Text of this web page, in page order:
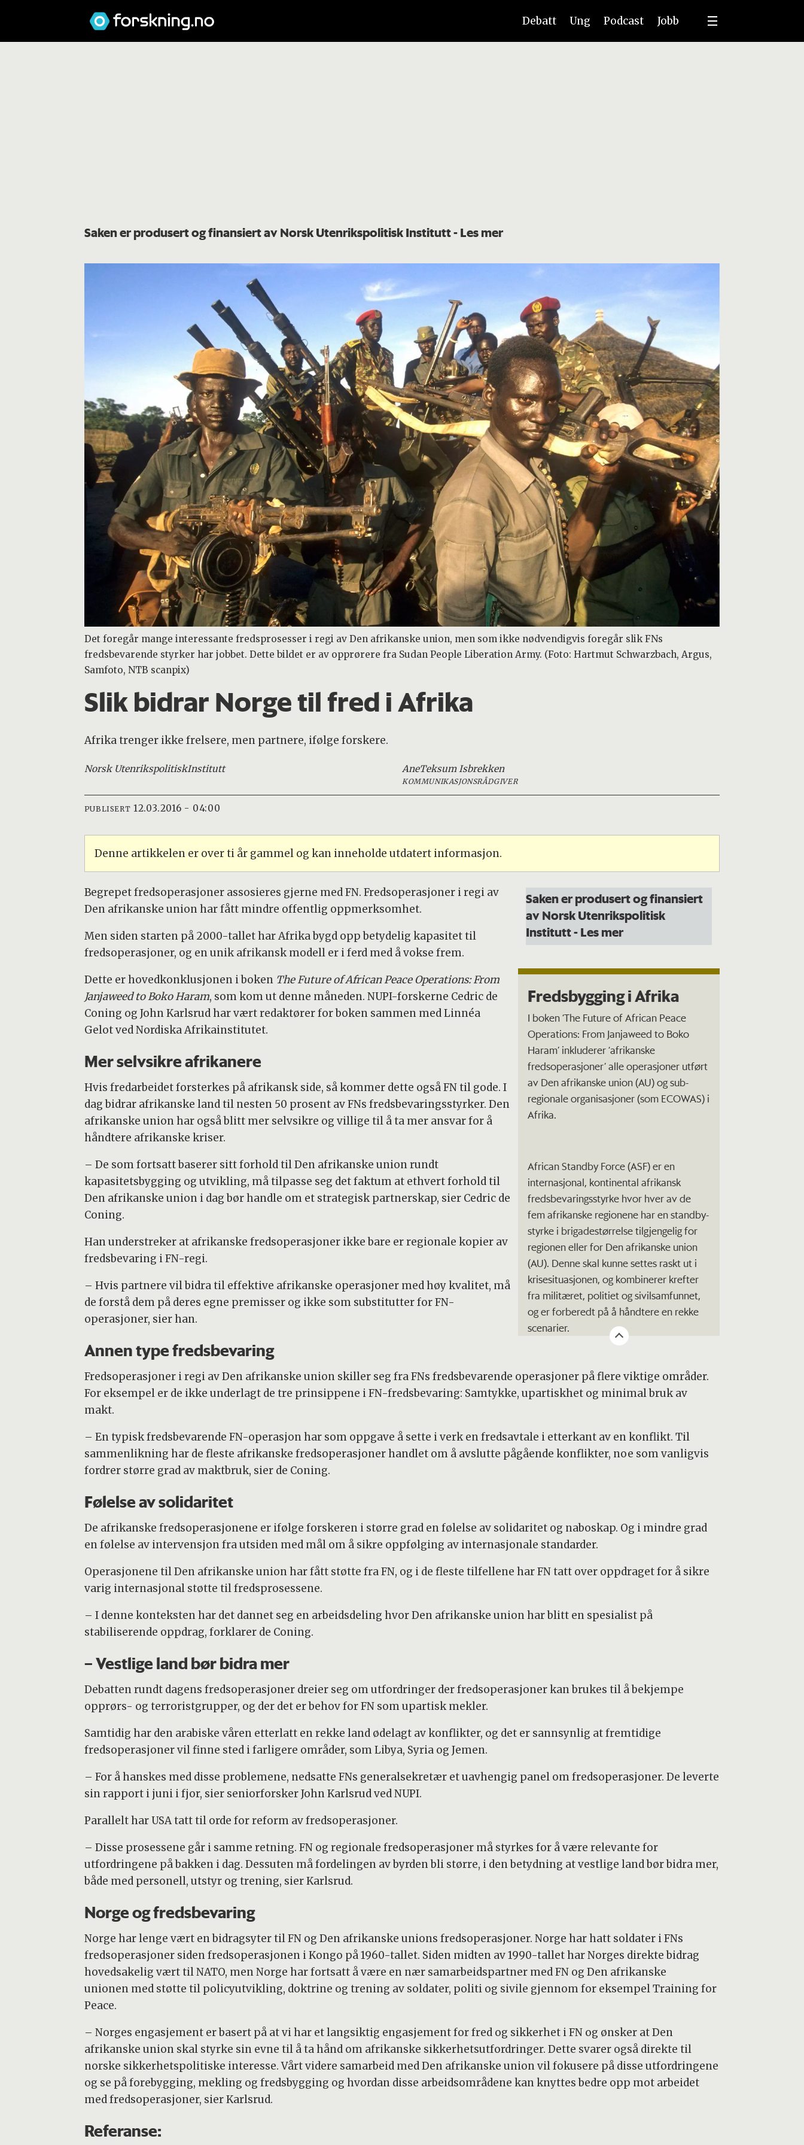
Debatt Ung Podcast Jobb
Saken er produsert og finansiert av Norsk Utenrikspolitisk Institutt- Les mer
Det foregår mange interessante fredsprosesser i regi av Den afrikanske union, men som ikke nødvendigvis foregår slik FNs
fredsbevarende styrker har jobbet. Dette bildet er av opprørere fra Sudan People Liberation Army. (Foto: Hartmut Schwarzbach, Argus,
Samfoto, NTB scanpix)
Slik bidrar Norge til fred i Afrika
Afrika trenger ikke frelsere, men partnere, ifølge forskere.
Norsk UtenrikspolitiskInstitutt AneTeksum Isbrekken
KOMMUNIKASJONSRÅDGIVER
PUBLISERT 12.03.2016 - 04:00
Denne artikkelen er over ti år gammel og kan inneholde utdatert informasjon.
Saken er produsert og finansiert
av Norsk Utenrikspolitisk
Institutt- Les mer
Fredsbygging i Afrika
I boken ‘The Future of African Peace
Operations: From Janjaweed to Boko
Haram’ inkluderer ‘afrikanske
fredsoperasjoner’ alle operasjoner utført
av Den afrikanske union (AU) og sub-
regionale organisasjoner (som ECOWAS) i
Afrika.
African Standby Force (ASF) er en
internasjonal, kontinental afrikansk
fredsbevaringsstyrke hvor hver av de
fem afrikanske regionene har en standby-
styrke i brigadestørrelse tilgjengelig for
regionen eller for Den afrikanske union
(AU). Denne skal kunne settes raskt ut i
krisesituasjonen, og kombinerer krefter
fra militæret, politiet og sivilsamfunnet,
og er forberedt på å håndtere en rekke
scenarier.
Begrepet fredsoperasjoner assosieres gjerne med FN. Fredsoperasjoner i regi av
Den afrikanske union har fått mindre offentlig oppmerksomhet.
Men siden starten på 2000-tallet har Afrika bygd opp betydelig kapasitet til
fredsoperasjoner, og en unik afrikansk modell er i ferd med å vokse frem.
Dette er hovedkonklusjonen i boken The Future of African Peace Operations: From
Janjaweed to Boko Haram, som kom ut denne måneden. NUPI-forskerne Cedric de
Coning og John Karlsrud har vært redaktører for boken sammen med Linnéa
Gelot ved Nordiska Afrikainstitutet.
Mer selvsikre afrikanere
Hvis fredarbeidet forsterkes på afrikansk side, så kommer dette også FN til gode. I
dag bidrar afrikanske land til nesten 50 prosent av FNs fredsbevaringsstyrker. Den
afrikanske union har også blitt mer selvsikre og villige til å ta mer ansvar for å
håndtere afrikanske kriser.
– De som fortsatt baserer sitt forhold til Den afrikanske union rundt
kapasitetsbygging og utvikling, må tilpasse seg det faktum at ethvert forhold til
Den afrikanske union i dag bør handle om et strategisk partnerskap, sier Cedric de
Coning.
Han understreker at afrikanske fredsoperasjoner ikke bare er regionale kopier av
fredsbevaring i FN-regi.
– Hvis partnere vil bidra til effektive afrikanske operasjoner med høy kvalitet, må
de forstå dem på deres egne premisser og ikke som substitutter for FN-
operasjoner, sier han.
Annen type fredsbevaring
Fredsoperasjoner i regi av Den afrikanske union skiller seg fra FNs fredsbevarende operasjoner på flere viktige områder.
For eksempel er de ikke underlagt de tre prinsippene i FN-fredsbevaring: Samtykke, upartiskhet og minimal bruk av
makt.
– En typisk fredsbevarende FN-operasjon har som oppgave å sette i verk en fredsavtale i etterkant av en konflikt. Til
sammenlikning har de fleste afrikanske fredsoperasjoner handlet om å avslutte pågående konflikter, noe som vanligvis
fordrer større grad av maktbruk, sier de Coning.
Følelse av solidaritet
De afrikanske fredsoperasjonene er ifølge forskeren i større grad en følelse av solidaritet og naboskap. Og i mindre grad
en følelse av intervensjon fra utsiden med mål om å sikre oppfølging av internasjonale standarder.
Operasjonene til Den afrikanske union har fått støtte fra FN, og i de fleste tilfellene har FN tatt over oppdraget for å sikre
varig internasjonal støtte til fredsprosessene.
– I denne konteksten har det dannet seg en arbeidsdeling hvor Den afrikanske union har blitt en spesialist på
stabiliserende oppdrag, forklarer de Coning.
– Vestlige land bør bidra mer
Debatten rundt dagens fredsoperasjoner dreier seg om utfordringer der fredsoperasjoner kan brukes til å bekjempe
opprørs- og terroristgrupper, og der det er behov for FN som upartisk mekler.
Samtidig har den arabiske våren etterlatt en rekke land ødelagt av konflikter, og det er sannsynlig at fremtidige
fredsoperasjoner vil finne sted i farligere områder, som Libya, Syria og Jemen.
– For å hanskes med disse problemene, nedsatte FNs generalsekretær et uavhengig panel om fredsoperasjoner. De leverte
sin rapport i juni i fjor, sier seniorforsker John Karlsrud ved NUPI.
Parallelt har USA tatt til orde for reform av fredsoperasjoner.
– Disse prosessene går i samme retning. FN og regionale fredsoperasjoner må styrkes for å være relevante for
utfordringene på bakken i dag. Dessuten må fordelingen av byrden bli større, i den betydning at vestlige land bør bidra mer,
både med personell, utstyr og trening, sier Karlsrud.
Norge og fredsbevaring
Norge har lenge vært en bidragsyter til FN og Den afrikanske unions fredsoperasjoner. Norge har hatt soldater i FNs
fredsoperasjoner siden fredsoperasjonen i Kongo på 1960-tallet. Siden midten av 1990-tallet har Norges direkte bidrag
hovedsakelig vært til NATO, men Norge har fortsatt å være en nær samarbeidspartner med FN og Den afrikanske
unionen med støtte til policyutvikling, doktrine og trening av soldater, politi og sivile gjennom for eksempel Training for
Peace.
– Norges engasjement er basert på at vi har et langsiktig engasjement for fred og sikkerhet i FN og ønsker at Den
afrikanske union skal styrke sin evne til å ta hånd om afrikanske sikkerhetsutfordringer. Dette svarer også direkte til
norske sikkerhetspolitiske interesse. Vårt videre samarbeid med Den afrikanske union vil fokusere på disse utfordringene
og se på forebygging, mekling og fredsbygging og hvordan disse arbeidsområdene kan knyttes bedre opp mot arbeidet
med fredsoperasjoner, sier Karlsrud.
Referanse: